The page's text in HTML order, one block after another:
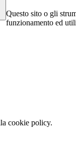
Questo sito o gli
funzionamento ed
cookie policy.